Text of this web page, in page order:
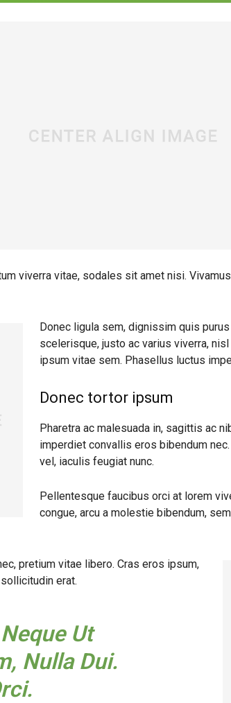
viverra vitae, sodales sit amet nisi.
Donec ligula sem, dignissim quis
scelerisque, justo ac varius viverra,
ipsum vitae sem. Phasellus luctus
Donec tortor ipsum
Pharetra ac malesuada in, sagittis ac
imperdiet convallis eros bibendum
vel, iaculis feugiat nunc.
Pellentesque faucibus orci at lorem
congue, arcu a molestie bibendum,
pretium vitae libero. Cras eros ipsum,
erat.
Ut
Nulla Dui.